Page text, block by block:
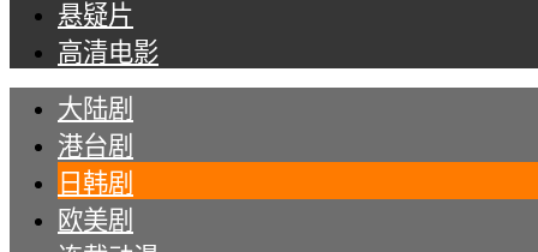
悬疑片
高清电影
大陆剧
港台剧
日韩剧
欧美剧